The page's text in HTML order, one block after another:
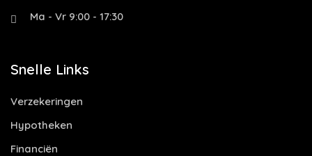
Ma - Vr 9:00 - 17:30
Snelle Links
Verzekeringen
Hypotheken
Financiën